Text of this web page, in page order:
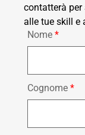
contatterà
alle tue skill e
Nome *
Cognome *